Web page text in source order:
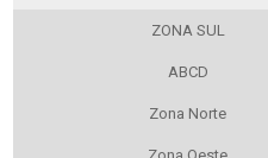
ZONA SUL
ABCD
Zona Norte